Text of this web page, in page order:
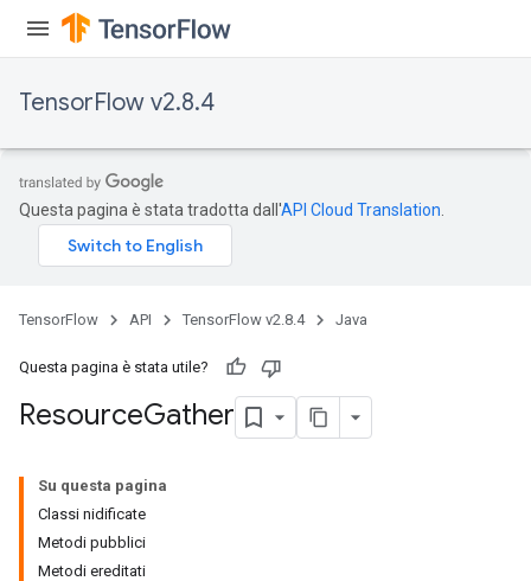
TensorFlow v2.8.4
Questa pagina è stata tradotta dall'API Cloud Translation
TensorFlow API TensorFlow v2.8.4 Java
Questa pagina è stata utile?
ResourceGather
Su questa pagina
Classi nidificate
Metodi pubblici
Metodi ereditati